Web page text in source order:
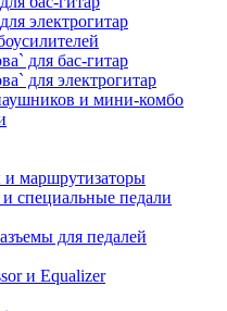
электрогитар
для бас-гитар
для электрогитар
и мини-комбо
и маршрутизаторы
специальные педали
для педалей
и Equalizer